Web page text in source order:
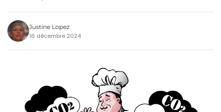
Justine Lopez
16 décembre 2024